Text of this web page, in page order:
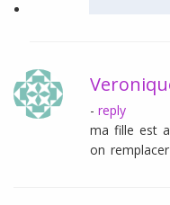
- reply
ma fille est
on